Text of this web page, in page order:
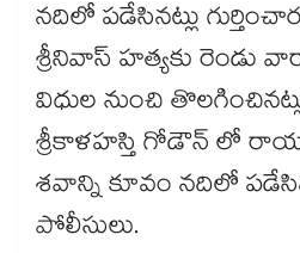
న‌దిలో ప‌డేసినట్లు
శ్రీనివాస్ హత్యకు రెండు
విధుల నుంచి
శ్రీకాళహస్తి గోడౌన్ లో
శవాన్ని కూవం నదిలో
పోలీసులు.